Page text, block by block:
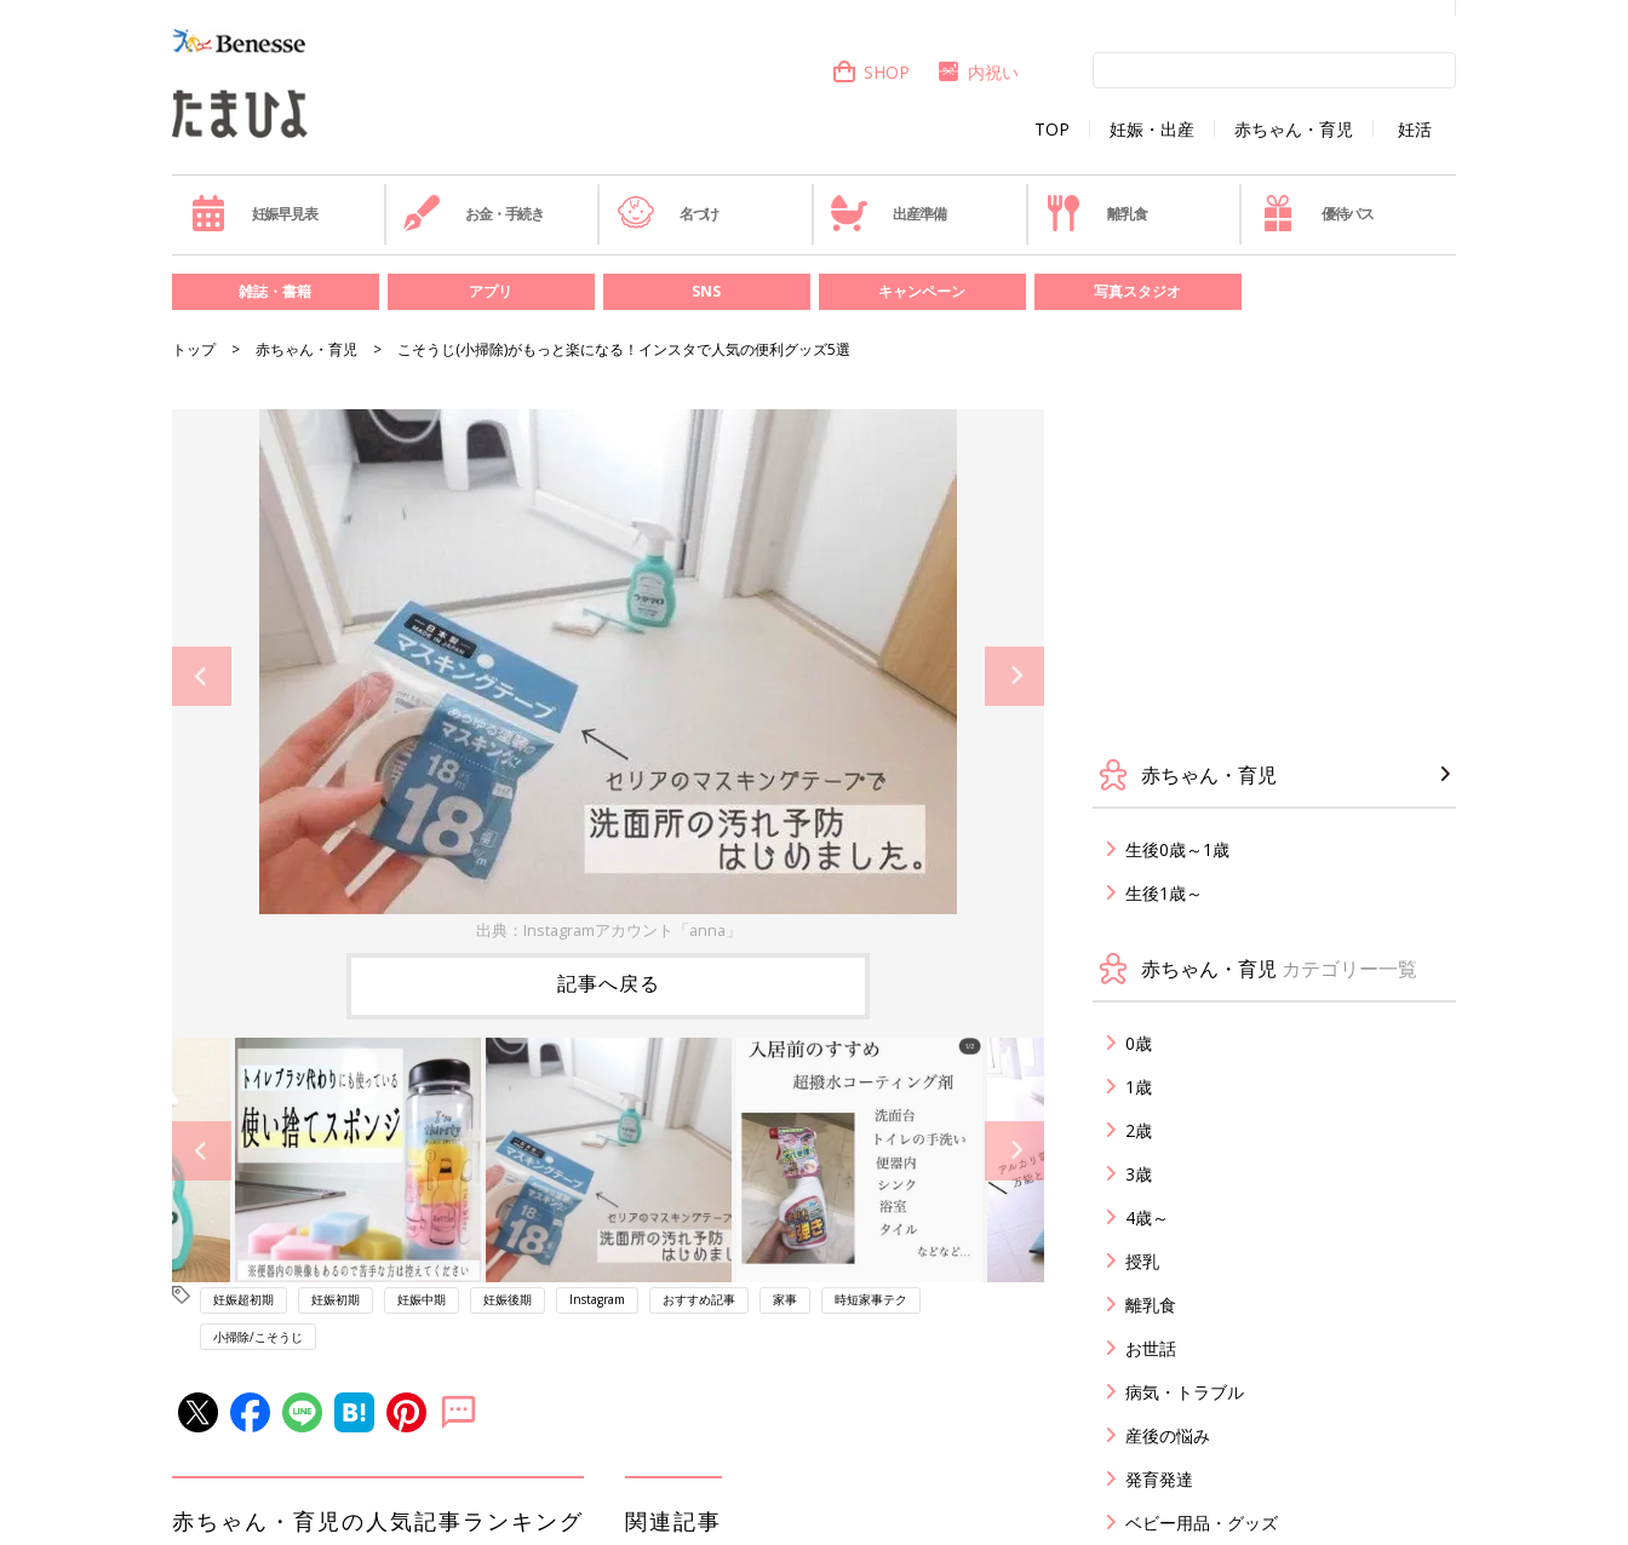
TOP 妊娠・出産 赤ちゃん・育児 妊活
SHOP 内祝い
妊娠早見表 お金・手続き 名づけ 出産準備 離乳食 優待パス
雑誌・書籍 アプリ SNS キャンペーン 写真スタジオ
トップ 赤ちゃん・育児 こそうじ(小掃除)がもっと楽になる！インスタで人気の便利グッズ5選
出典：Instagramアカウント「anna」
記事へ戻る
妊娠超初期 妊娠初期 妊娠中期 妊娠後期 Instagram おすすめ記事 家事 時短家事テク
小掃除/こそうじ
赤ちゃん・育児の人気記事ランキング 関連記事
赤ちゃん・育児
生後0歳～1歳
生後1歳～
赤ちゃん・育児 カテゴリー一覧
0歳
1歳
2歳
3歳
4歳～
授乳
離乳食
お世話
病気・トラブル
産後の悩み
発育発達
ベビー用品・グッズ